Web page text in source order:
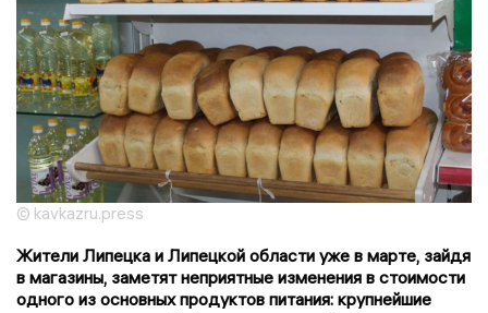
© kavkazru.press
Жители Липецка и Липецкой области уже в марте, зайдя
в магазины, заметят неприятные изменения в стоимости
одного из основных продуктов питания: крупнейшие